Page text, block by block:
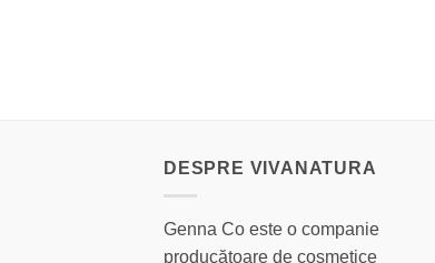
DESPRE VIVANATURA
Genna Co este o companie
producătoare de cosmetice